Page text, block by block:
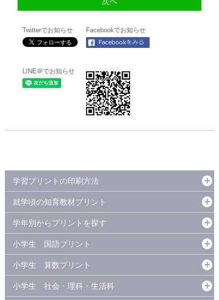
Twitterでお知らせ Facebookでお知らせ
LINE＠でお知らせ
学習プリントの印刷方法
就学頃の知育教材プリント
学年別からプリントを探す
小学生 国語プリント
小学生 算数プリント
小学生 社会・理科・生活科